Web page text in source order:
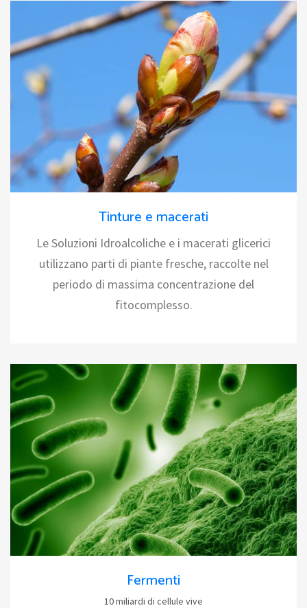
Tinture e macerati
Le Soluzioni Idroalcoliche e i macerati glicerici
utilizzano parti di piante fresche, raccolte nel
periodo di massima concentrazione del
fitocomplesso.
Fermenti
10 miliardi di cellule vive